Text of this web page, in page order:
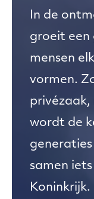
In de
groeit een
mensen
vormen.
privézaak,
wordt de
samen